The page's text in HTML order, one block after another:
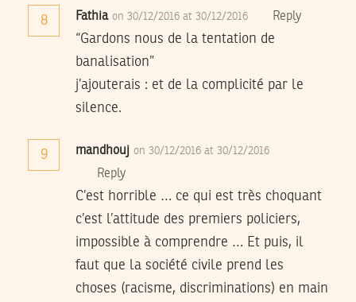
8 Fathia on 30/12/2016 at 30/12/2016 Reply
“Gardons nous de la tentation de
banalisation”
j’ajouterais : et de la complicité par le
silence.
9 mandhouj on 30/12/2016 at 30/12/2016
Reply
C’est horrible … ce qui est très choquant
c’est l’attitude des premiers policiers,
impossible à comprendre … Et puis, il
faut que la société civile prend les
choses (racisme, discriminations) en main